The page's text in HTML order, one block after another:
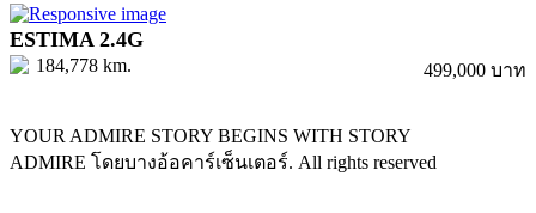
ESTIMA 2.4G
184,778 km. 499,000 บาท
YOUR ADMIRE STORY BEGINS WITH STORY
ADMIRE โดยบางอ้อคาร์เซ็นเตอร์. All rights reserved